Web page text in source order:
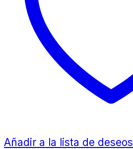
Añadir a la lista de deseos